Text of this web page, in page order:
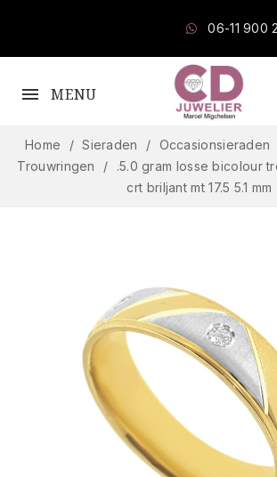
06-11 900 213
MENU
Home Sieraden Occasionsieraden
Trouwringen
.5.0 gram losse bicolour
crt briljant mt 17.5 5.1 mm